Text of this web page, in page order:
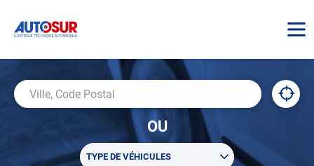
Code
Postal
À
,
OU
Sélectionner
TYPE DE VÉHICULES